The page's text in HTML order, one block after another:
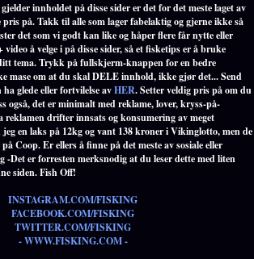
innholdet på disse sider er det for det meste laget av
pris på. Takk til alle som lager fabelaktig og gjerne ikke så
det som vi godt kan like og håper flere får nytte eller
å velge i på disse sider, så et fisketips er å bruke
tema. Trykk på fullskjerm-knappen for en bedre
mase om at du skal DELE innhold, ikke gjør det... Send
glede eller fortvilelse avHER. Setter veldig pris på om du
også, det er minimalt med reklame, lover, kryss-på-
drifter innsats og konsumering av meget
en laks på 12kg og vant 138 kroner i Vikinglotto, men de
Coop. Er ellers å finne på det meste av sosiale eller
-Det er forresten merksnodig at du leser dette med liten
siden. Fish Off!
INSTAGRAM.COM/FISKING
FACEBOOK.COM/FISKING
TWITTER.COM/FISKING
- WWW.FISKING.COM -